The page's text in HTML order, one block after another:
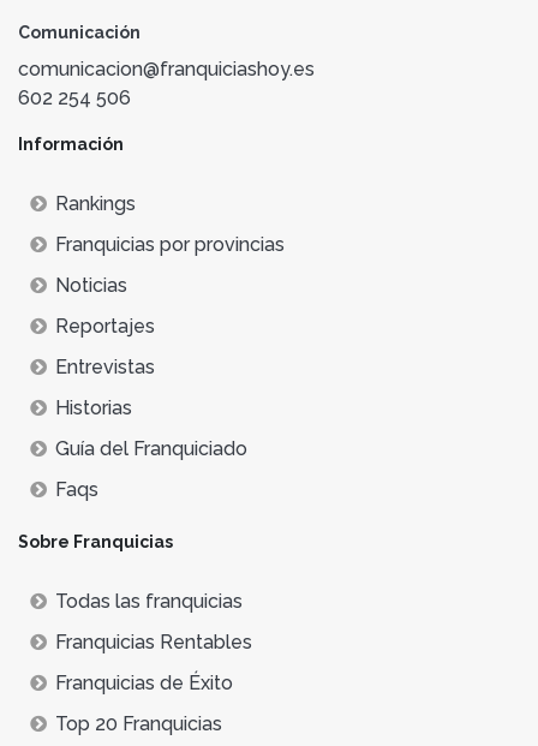
Comunicación
comunicacion@franquiciashoy.es
602 254 506
Información
Rankings
Franquicias por provincias
Noticias
Reportajes
Entrevistas
Historias
Guía del Franquiciado
Faqs
Sobre Franquicias
Todas las franquicias
Franquicias Rentables
Franquicias de Éxito
Top 20 Franquicias